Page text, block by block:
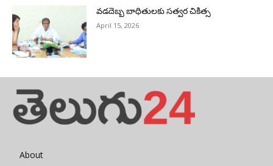
వడదెబ్బ బాధితులకు సత్వర చికిత్స
April 15, 2026
About